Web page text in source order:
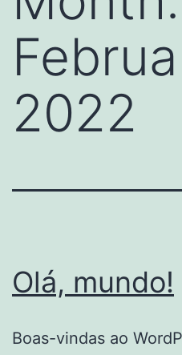
2022
Olá, mundo!
Boas-vindas ao